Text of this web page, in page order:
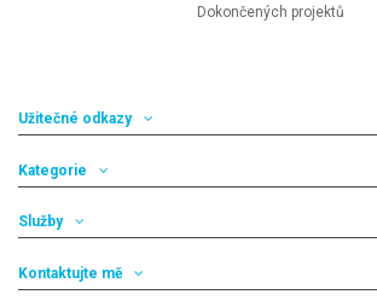
Dokončených projektů
Užitečné odkazy
Kategorie
Služby
Kontaktujte mě